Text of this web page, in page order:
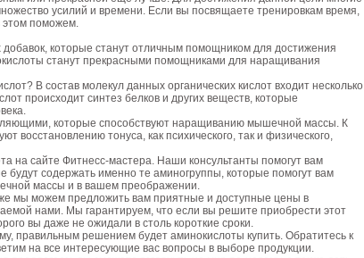
усилий и времени. Если вы посвящаете тренировкам время,
поможем.
которые станут отличным помощником для достижения
станут прекрасными помощниками для наращивания
В состав молекул данных органических кислот входит несколько
происходит синтез белков и других веществ, которые
которые способствуют наращиванию мышечной массы. К
восстановлению тонуса, как психического, так и физического,
на сайте Фитнесс-мастера. Наши консультанты помогут вам
будут содержать именно те аминогруппы, которые помогут вам
массы и в вашем преображении.
мы можем предложить вам приятные и доступные цены в
нами. Мы гарантируем, что если вы решите приобрести этот
вы даже не ожидали в столь короткие сроки.
правильным решением будет аминокислоты купить. Обратитесь к
на все интересующие вас вопросы в выборе продукции.